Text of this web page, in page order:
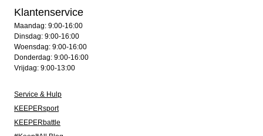
Klantenservice
Maandag: 9:00-16:00
Dinsdag: 9:00-16:00
Woensdag: 9:00-16:00
Donderdag: 9:00-16:00
Vrijdag: 9:00-13:00
Service & Hulp
KEEPERsport
KEEPERbattle